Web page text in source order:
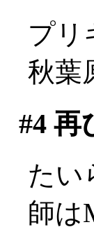
プリ
秋葉
#4再
たい
師は